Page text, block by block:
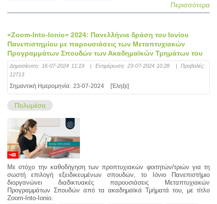
Περισσότερα
«Zoom-Into-Ionio» 2024: Πανελλήνια δράση του Ιονίου
Πανεπιστημίου με παρουσιάσεις των Μεταπτυχιακών
Προγραμμάτων Σπουδών των Ακαδημαϊκών Τμημάτων του
Δημοσίευση: 16-07-2024 11:19 | Ενημέρωση: 23-07-2024 10:28 |
Προβολές:
12713
Σημαντική Ημερομηνία: 23-07-2024 [Έληξε]
Πολυμέσα
Με στόχο την καθοδήγηση των προπτυχιακών φοιτητών/τριών για τη
σωστή επιλογή εξειδικευμένων σπουδών, το Ιόνιο Πανεπιστήμιο
διοργανώνει διαδικτυακές παρουσιάσεις Μεταπτυχιακών
Προγραμμάτων Σπουδών από τα ακαδημαϊκά Τμήματά του, με τίτλο
Zoom-Into-Ionio.